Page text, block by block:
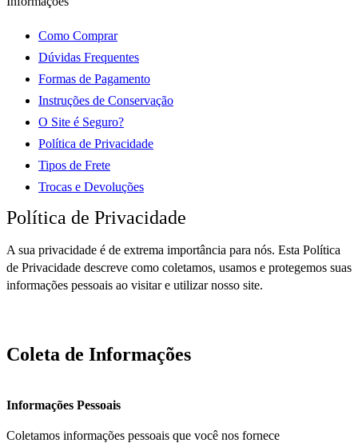
Como Comprar
Dúvidas Frequentes
Formas de Pagamento
Instruções de Conservação
O Site é Seguro?
Política de Privacidade
Tipos de Frete
Trocas e Devoluções
Política de Privacidade
A sua privacidade é de extrema importância para nós. Esta Política
de Privacidade descreve como coletamos, usamos e protegemos suas
informações pessoais ao visitar e utilizar nosso site.
Coleta de Informações
Informações Pessoais
Coletamos informações pessoais que você nos fornece